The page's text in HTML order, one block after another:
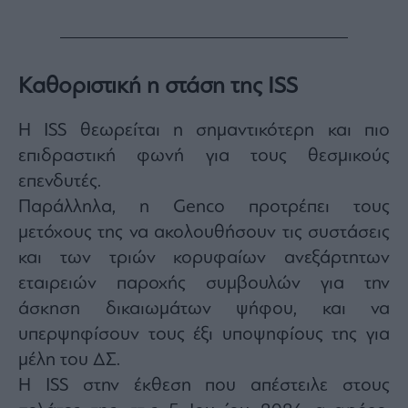
Notice.
You
at
time.
This
is
by
reCAPTCHA
and
the
Privacy
and
Terms
of
Service
Καθοριστική η στάση της ISS
Η ISS θεωρείται η σημαντικότερη και πιο
επιδραστική φωνή για τους θεσμικούς
επενδυτές.
Παράλληλα, η Genco προτρέπει τους
μετόχους της να ακολουθήσουν τις συστάσεις
και των τριών κορυφαίων ανεξάρτητων
εταιρειών παροχής συμβουλών για την
άσκηση δικαιωμάτων ψήφου, και να
υπερψηφίσουν τους έξι υποψηφίους της για
μέλη του ΔΣ.
Η ISS στην έκθεση που απέστειλε στους